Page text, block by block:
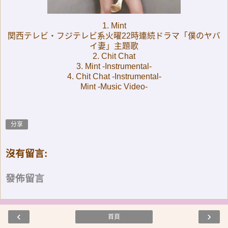
1. Mint
関西テレビ・フジテレビ系火曜22時連続ドラマ「僕のヤバ
イ妻」主題歌
2. Chit Chat
3. Mint -Instrumental-
4. Chit Chat -Instrumental-
Mint -Music Video-
分享
沒有留言:
發佈留言
‹ ›
首頁